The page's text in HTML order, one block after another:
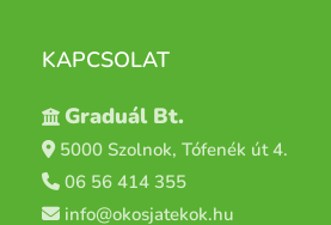
KAPCSOLAT
Graduál Bt.
5000 Szolnok, Tófenék út 4.
06 56 414 355
info@okosjatekok.hu